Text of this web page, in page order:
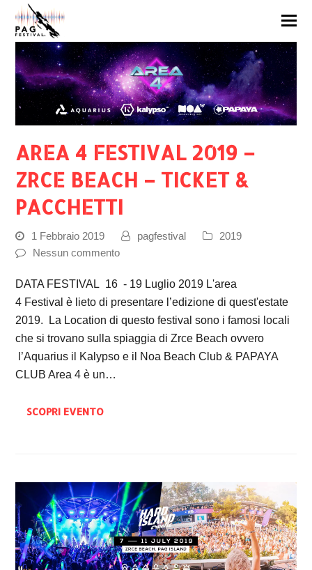
AREA 4 FESTIVAL 2019 –
ZRCE BEACH – TICKET &
PACCHETTI
1 Febbraio 2019 pagfestival
2019
Nessun commento
DATA FESTIVAL 16 - 19 Luglio 2019 L'area
4 Festival è lieto di presentare l’edizione di quest'estate
2019. La Location di questo festival sono i famosi locali
che si trovano sulla spiaggia di Zrce Beach ovvero
l’Aquarius il Kalypso e il Noa Beach Club & PAPAYA
CLUB Area 4 è un…
SCOPRI EVENTO